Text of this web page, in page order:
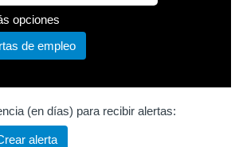
opciones
(en días) para recibir alertas:
alerta